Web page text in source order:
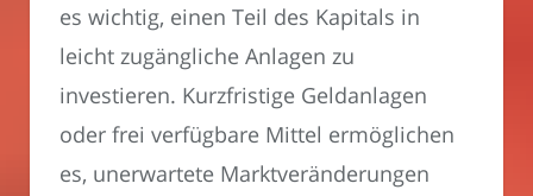
es wichtig, einen Teil des Kapitals in
leicht zugängliche Anlagen zu
investieren. Kurzfristige Geldanlagen
oder frei verfügbare Mittel ermöglichen
es, unerwartete Marktveränderungen